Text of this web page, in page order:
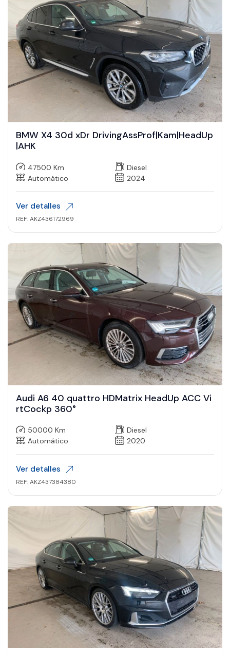
BMW X4 30d xDr DrivingAssProf|Kam|HeadUp
|AHK
47500 Km
Diesel
Automático
2024
Ver detalles
REF: AKZ436172969
Audi A6 40 quattro HDMatrix HeadUp ACC Vi
rtCockp 360°
50000 Km
Diesel
Automático
2020
Ver detalles
REF: AKZ437384380